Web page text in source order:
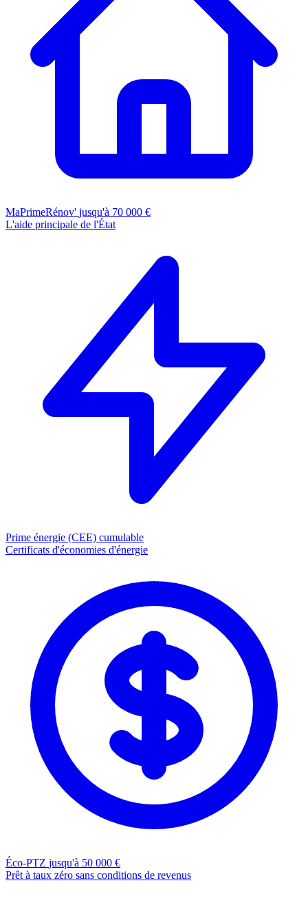
MaPrimeRénov' jusqu'à 70 000 €
L'aide principale de l'État
Prime énergie (CEE) cumulable
Certificats d'économies d'énergie
Éco-PTZ jusqu'à 50 000 €
Prêt à taux zéro sans conditions de revenus